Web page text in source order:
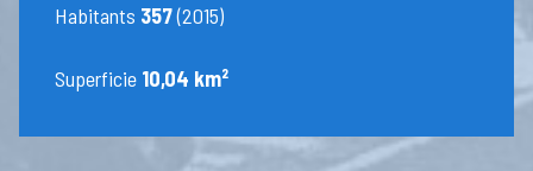
Habitants 357(2015)
Superficie 10,04 km²